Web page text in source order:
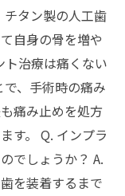
チタン製の人工歯
自身の骨を増や
ト治療は痛くない
、手術時の痛み
痛み止めを処方
す。 Q. インプラ
でしょうか？ A.
を装着するまで